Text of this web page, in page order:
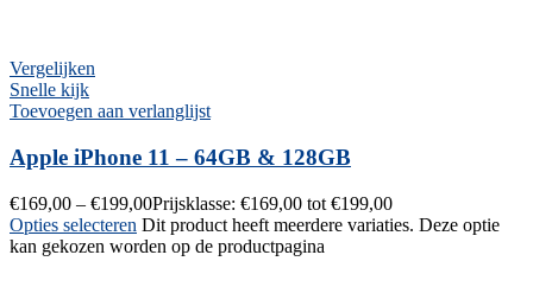
Vergelijken
Snelle kijk
Toevoegen aan verlanglijst
Apple iPhone 11 – 64GB & 128GB
€169,00 – €199,00Prijsklasse: €169,00 tot €199,00
Opties selecteren Dit product heeft meerdere variaties. Deze optie
kan gekozen worden op de productpagina